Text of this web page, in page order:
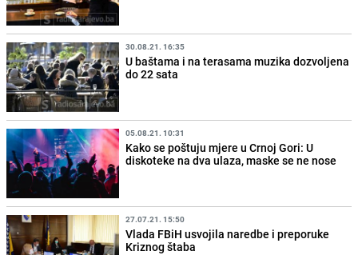
30.08.21. 16:35
U baštama i na terasama muzika dozvoljena
do 22 sata
05.08.21. 10:31
Kako se poštuju mjere u Crnoj Gori: U
diskoteke na dva ulaza, maske se ne nose
27.07.21. 15:50
Vlada FBiH usvojila naredbe i preporuke
Kriznog štaba